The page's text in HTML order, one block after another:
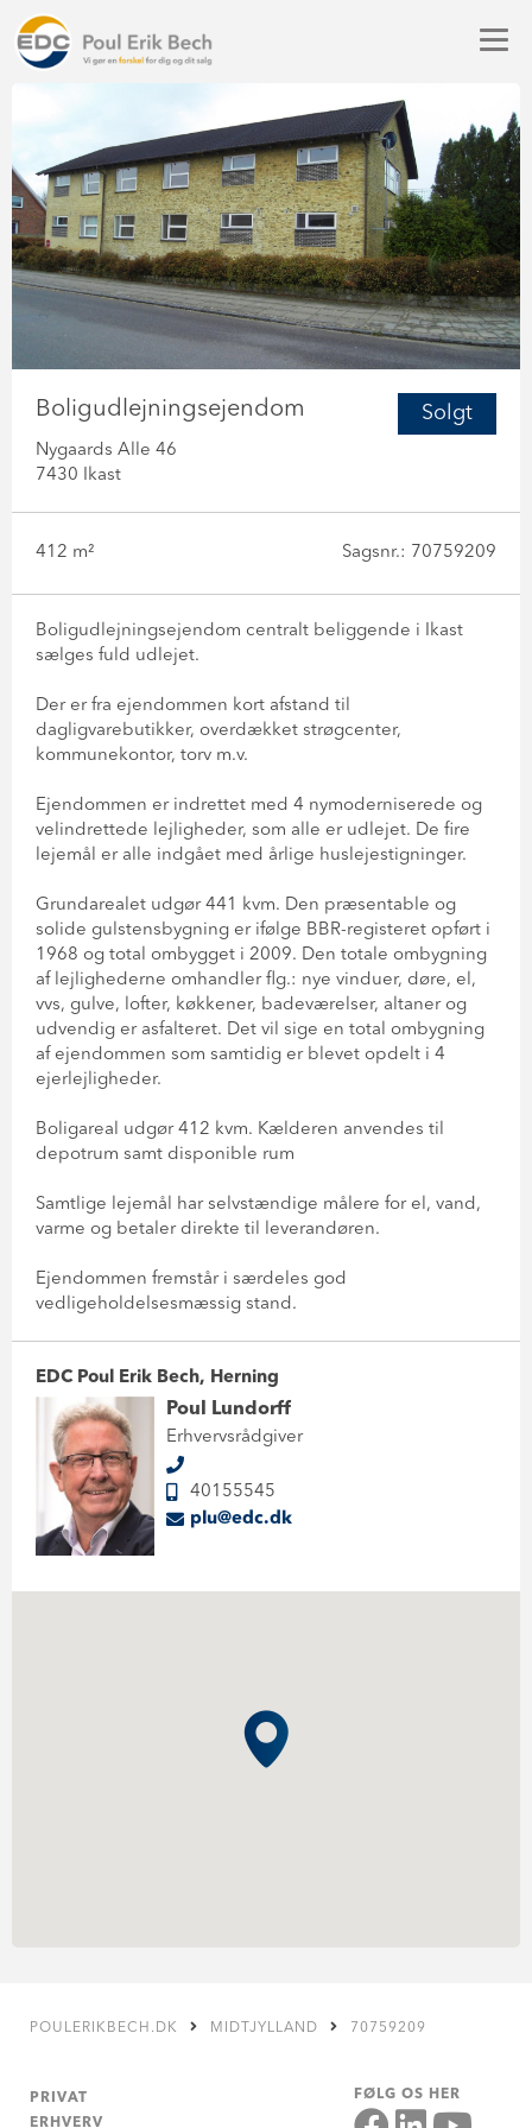
Solgt
Boligudlejningsejendom
Nygaards Alle 46
7430 Ikast
412 m² Sagsnr.: 70759209
Boligudlejningsejendom centralt beliggende i Ikast
sælges fuld udlejet.
Der er fra ejendommen kort afstand til
dagligvarebutikker, overdækket strøgcenter,
kommunekontor, torv m.v.
Ejendommen er indrettet med 4 nymoderniserede og
velindrettede lejligheder, som alle er udlejet. De fire
lejemål er alle indgået med årlige huslejestigninger.
Grundarealet udgør 441 kvm. Den præsentable og
solide gulstensbygning er ifølge BBR-registeret opført i
1968 og total ombygget i 2009. Den totale ombygning
af lejlighederne omhandler flg.: nye vinduer, døre, el,
vvs, gulve, lofter, køkkener, badeværelser, altaner og
udvendig er asfalteret. Det vil sige en total ombygning
af ejendommen som samtidig er blevet opdelt i 4
ejerlejligheder.
Boligareal udgør 412 kvm. Kælderen anvendes til
depotrum samt disponible rum
Samtlige lejemål har selvstændige målere for el, vand,
varme og betaler direkte til leverandøren.
Ejendommen fremstår i særdeles god
vedligeholdelsesmæssig stand.
EDC Poul Erik Bech, Herning
Poul Lundorff
Erhvervsrådgiver
40155545
plu@edc.dk
POULERIKBECH.DK MIDTJYLLAND 70759209
PRIVAT
ERHVERV
FØLG OS HER